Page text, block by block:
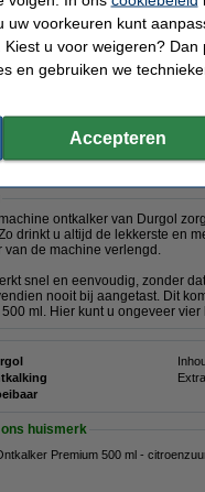
BTW
ontkalker van Durgol
drinkt u altijd de lekkerste en
van de machine verlengd.
snel en eenvoudig, zonder
nooit bij aangetast. Dit
ml. Hier kunt u ongeveer
huismerk
Premium 500 ml -
uw voorkeuren kunt
u voor weigeren? Dan
en gebruiken we
Accepteren